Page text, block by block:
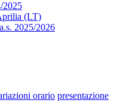
2025
(LT)
2025/2026
orario presentazione